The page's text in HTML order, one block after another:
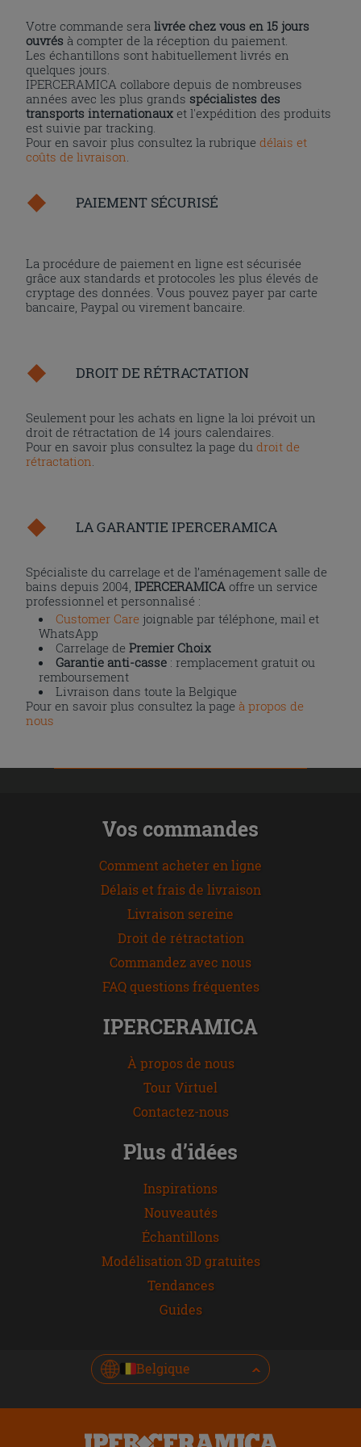
Votre commande seralivrée chez vous en 15 jours
ouvrés à compter de la réception du paiement.
Les échantillons sont habituellement livrés en
quelques jours.
IPERCERAMICA collabore depuis de nombreuses
années avec les plus grands spécialistes des
transports internationaux et l'expédition des produits
est suivie par tracking.
Pour en savoir plus consultez la rubriquedélais et
coûts de livraison
PAIEMENT SÉCURISÉ
La procédure de paiement en ligne est sécurisée
grâce aux standards et protocoles les plus élevés de
cryptage des données. Vous pouvez payer par carte
bancaire, Paypal ou virement bancaire.
DROIT DE RÉTRACTATION
Seulement pour les achats en ligne la loi prévoit un
droit de rétractation de 14 jours calendaires.
Pour en savoir plus consultez la page dudroit de
rétractation
LA GARANTIE IPERCERAMICA
Spécialiste du carrelage et de l’aménagement salle de
bains depuis 2004,IPERCERAMICA offre un service
professionnel et personnalisé :
Customer Care joignable par téléphone, mail et
WhatsApp
Carrelage dePremier Choix
Garantie anti-casse : remplacement gratuit ou
remboursement
Livraison dans toute la Belgique
Pour en savoir plus consultez la page à propos de
nous
Vos commandes
Comment acheter en ligne
Délais et frais de livraison
Livraison sereine
Droit de rétractation
Commandez avec nous
FAQ questions fréquentes
IPERCERAMICA
À propos de nous
Tour Virtuel
Contactez-nous
Plus d’idées
Inspirations
Nouveautés
Échantillons
Modélisation 3D gratuites
Tendances
Guides
Belgique